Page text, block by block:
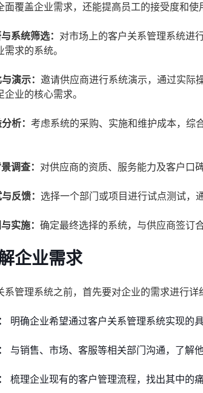
面覆盖企业需求，还能提高员工的接受度和使
系统筛选： 对市场上的客户关系管理系统进
求的系统。
演示： 邀请供应商进行系统演示，通过实际
业的核心需求。
析： 考虑系统的采购、实施和维护成本，综
调查： 对供应商的资质、服务能力及客户口
反馈： 选择一个部门或项目进行试点测试，
实施： 确定最终选择的系统，与供应商签订
企业需求
系管理系统之前，首先要对企业的需求进行详
明确企业希望通过客户关系管理系统实现的
与销售、市场、客服等相关部门沟通，了解
梳理企业现有的客户管理流程，找出其中的